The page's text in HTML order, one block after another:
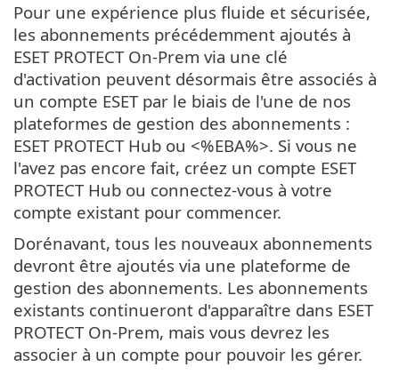
Pour une expérience plus fluide et sécurisée,
les abonnements précédemment ajoutés à
ESET PROTECT On-Prem via une clé
d'activation peuvent désormais être associés à
un compte ESET par le biais de l'une de nos
plateformes de gestion des abonnements :
ESET PROTECT Hub ou <%EBA%>. Si vous ne
l'avez pas encore fait, créez un compte ESET
PROTECT Hub ou connectez-vous à votre
compte existant pour commencer.
Dorénavant, tous les nouveaux abonnements
devront être ajoutés via une plateforme de
gestion des abonnements. Les abonnements
existants continueront d'apparaître dans ESET
PROTECT On-Prem, mais vous devrez les
associer à un compte pour pouvoir les gérer.